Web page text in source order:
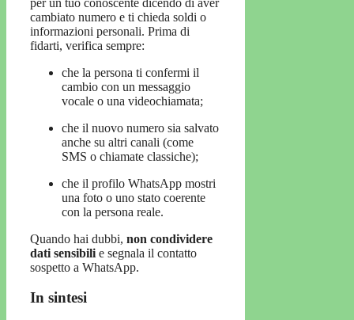
cambiato numero e ti chieda soldi o
informazioni personali. Prima di
fidarti, verifica sempre:
che la persona ti confermi il
cambio con un messaggio
vocale o una videochiamata;
che il nuovo numero sia salvato
anche su altri canali (come
SMS o chiamate classiche);
che il profilo WhatsApp mostri
una foto o uno stato coerente
con la persona reale.
Quando hai dubbi, non condividere
dati sensibili e segnala il contatto
sospetto a WhatsApp.
In sintesi